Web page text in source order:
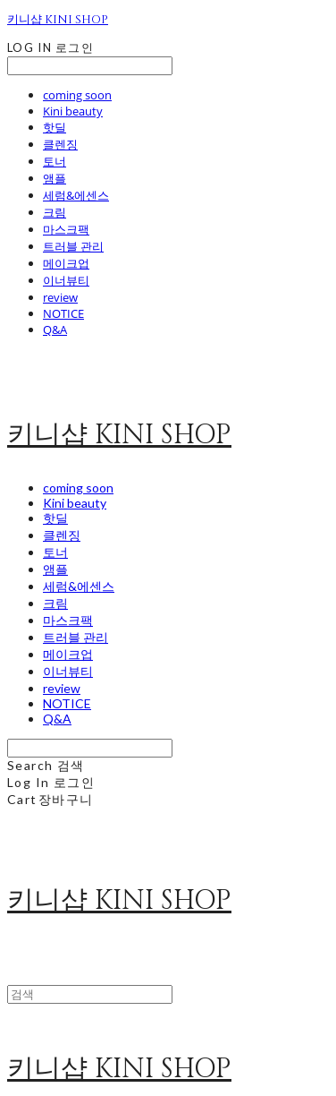
키니샵 KINI SHOP
LOG IN 로그인
coming soon
Kini beauty
핫딜
클렌징
토너
앰플
세럼&에센스
크림
마스크팩
트러블 관리
메이크업
이너뷰티
review
NOTICE
Q&A
키니샵 KINI SHOP
coming soon
Kini beauty
핫딜
클렌징
토너
앰플
세럼&에센스
크림
마스크팩
트러블 관리
메이크업
이너뷰티
review
NOTICE
Q&A
Search 검색
Log In 로그인
Cart 장바구니
키니샵 KINI SHOP
키니샵 KINI SHOP